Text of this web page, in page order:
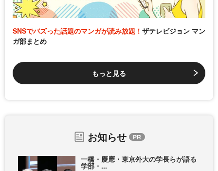
SNSでバズった話題のマンガが読み放題！ ザテレビジョン マン
ガ部まとめ
もっと見る
お知らせ
一橋・慶應・東京外大の学長らが語る
学部・...